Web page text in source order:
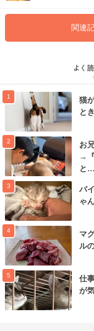
関連
1
猫
と
2
お
→
と…
3
バ
ゃ
4
マ
ル
5
仕
が